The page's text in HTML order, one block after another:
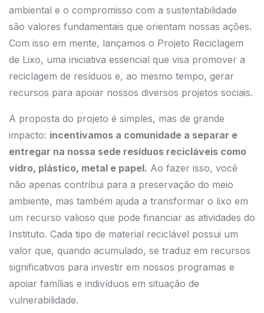
ambiental e o compromisso com a sustentabilidade
são valores fundamentais que orientam nossas ações.
Com isso em mente, lançamos o Projeto Reciclagem
de Lixo, uma iniciativa essencial que visa promover a
reciclagem de resíduos e, ao mesmo tempo, gerar
recursos para apoiar nossos diversos projetos sociais.
A proposta do projeto é simples, mas de grande
impacto: incentivamos a comunidade a separar e
entregar na nossa sede resíduos recicláveis como
vidro, plástico, metal e papel. Ao fazer isso, você
não apenas contribui para a preservação do meio
ambiente, mas também ajuda a transformar o lixo em
um recurso valioso que pode financiar as atividades do
Instituto. Cada tipo de material reciclável possui um
valor que, quando acumulado, se traduz em recursos
significativos para investir em nossos programas e
apoiar famílias e indivíduos em situação de
vulnerabilidade.